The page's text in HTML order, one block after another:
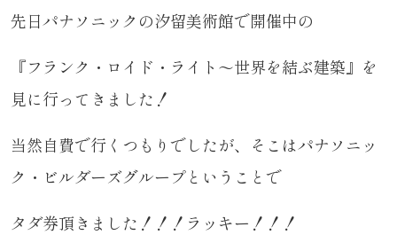
先日パナソニックの汐留美術館で開催中の
『フランク・ロイド・ライト～世界を結ぶ建築』を
見に行ってきました！
当然自費で行くつもりでしたが、そこはパナソニッ
ク・ビルダーズグループということで
タダ券頂きました！！！ラッキー！！！